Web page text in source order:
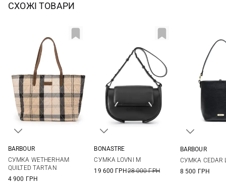
СХОЖІ ТОВАРИ
BARBOUR
СУМКА WETHERHAM
QUILTED TARTAN
4 900 ГРН
BONASTRE
СУМКА LOVNI M
19 600 ГРН28 000 ГРН
BARBOUR
СУМКА CEDAR
8 500 ГРН